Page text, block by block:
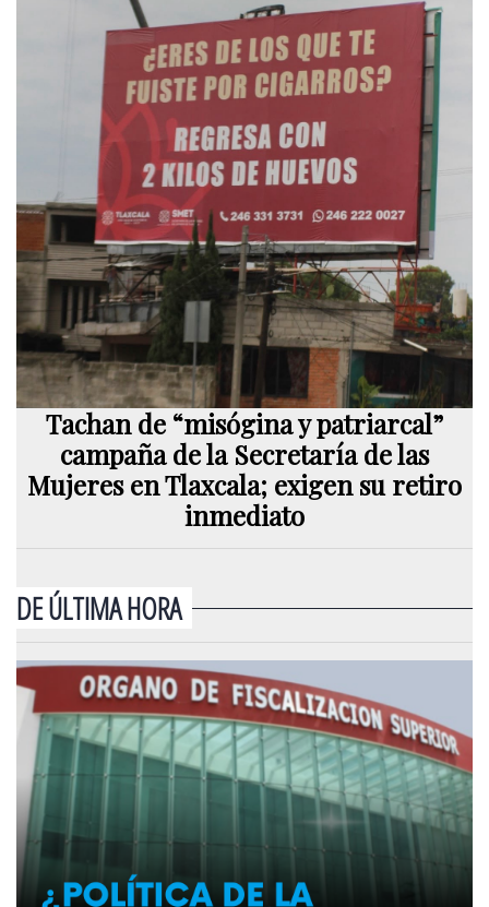
Tachan de “misógina y patriarcal”
campaña de la Secretaría de las
Mujeres en Tlaxcala; exigen su retiro
inmediato
DE ÚLTIMA HORA